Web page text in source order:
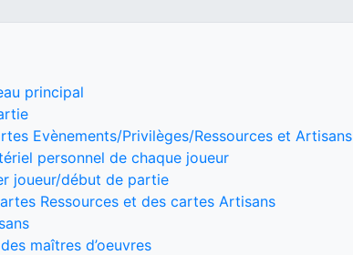
principal
Evènements/Privilèges/Ressources et Artisans
personnel de chaque joueur
joueur/début de partie
Ressources et des cartes Artisans
maîtres d’oeuvres